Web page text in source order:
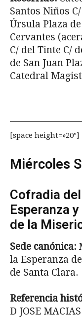
Santos Niños
Úrsula Plaza
Cervantes
C/ del Tinte C/
de San Juan
Catedral
[space height=»20″]
Miércoles
Cofradia
Esperanza
de la
Sede canónica:
la Esperanza
de Santa Clara.
Referencia
D JOSE